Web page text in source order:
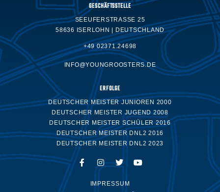
GESCHÄFTSSTELLE
SEEUFERSTRASSE 25
58636 ISERLOHN | DEUTSCHLAND
+49 02371.24698
INFO@YOUNGROOSTERS.DE
ERFOLGE
DEUTSCHER MEISTER JUNIOREN 2000
DEUTSCHER MEISTER JUGEND 2008
DEUTSCHER MEISTER SCHÜLER 2016
DEUTSCHER MEISTER DNL2 2016
DEUTSCHER MEISTER DNL2 2023
IMPRESSUM